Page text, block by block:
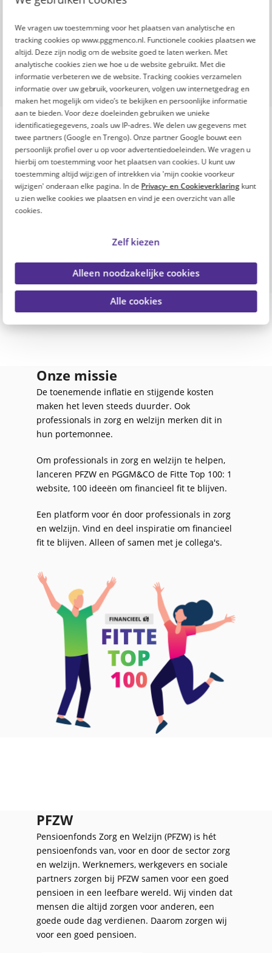
We vragen uw toestemming voor het plaatsen van analytische en
tracking cookies op www.pggmenco.nl. Functionele cookies plaatsen we
altijd. Deze zijn nodig om de website goed te laten werken. Met
analytische cookies zien we hoe u de website gebruikt. Met die
informatie verbeteren we de website. Tracking cookies verzamelen
informatie over uw gebruik, voorkeuren, volgen uw internetgedrag en
maken het mogelijk om video’s te bekijken en persoonlijke informatie
aan te bieden. Voor deze doeleinden gebruiken we unieke
identificatiegegevens, zoals uw IP-adres. We delen uw gegevens met
twee partners (Google en Trengo). Onze partner Google bouwt een
persoonlijk profiel over u op voor advertentiedoeleinden. We vragen u
hierbij om toestemming voor het plaatsen van cookies. U kunt uw
toestemming altijd wijzigen of intrekken via 'mijn cookie voorkeur
wijzigen' onderaan elke pagina. In de Privacy- en Cookieverklaringkunt
u zien welke cookies we plaatsen en vind je een overzicht van alle
cookies.
Zelf kiezen
Alleen noodzakelijke cookies
Alle cookies
De Fitte Top 100 is een
Onze missie
De toenemende inflatie en stijgende kosten
maken het leven steeds duurder. Ook
professionals in zorg en welzijn merken dit in
hun portemonnee.
Om professionals in zorg en welzijn te helpen,
lanceren PFZW en PGGM&CO de Fitte Top 100: 1
website, 100 ideeën om financieel fit te blijven.
Een platform voor én door professionals in zorg
en welzijn. Vind en deel inspiratie om financieel
fit te blijven. Alleen of samen met je collega's.
PFZW
Pensioenfonds Zorg en Welzijn (PFZW) is hét
pensioenfonds van, voor en door de sector zorg
en welzijn. Werknemers, werkgevers en sociale
partners zorgen bij PFZW samen voor een goed
pensioen in een leefbare wereld. Wij vinden dat
mensen die altijd zorgen voor anderen, een
goede oude dag verdienen. Daarom zorgen wij
voor een goed pensioen.